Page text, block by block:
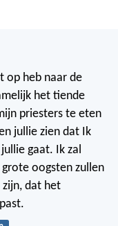
op heb naar de
het tiende
priesters te eten
jullie zien dat Ik
gaat. Ik zal
oogsten zullen
zijn, dat het